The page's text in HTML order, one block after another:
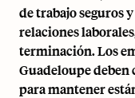
de trabajo seguros
relaciones
terminación. Los
Guadeloupe deben
para mantener